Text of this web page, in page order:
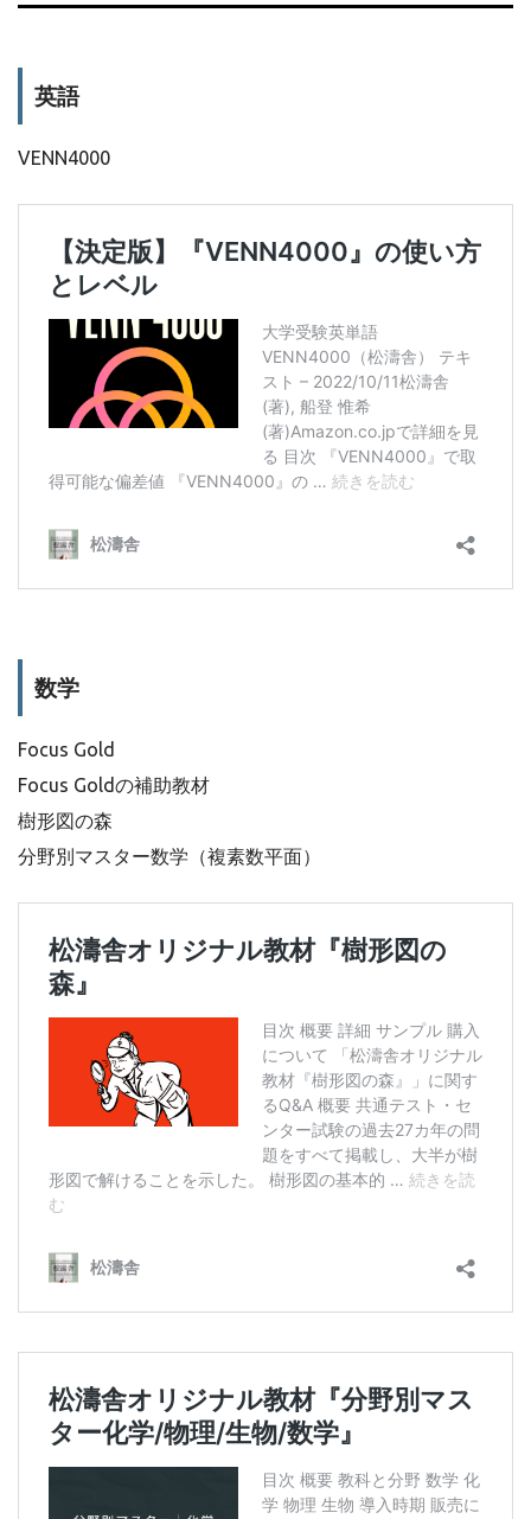
英語
VENN4000
数学
Focus Gold
Focus Goldの補助教材
樹形図の森
分野別マスター数学（複素数平面）